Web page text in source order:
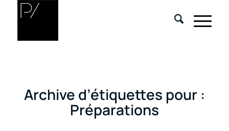
Archive d’étiquettes pour :
Préparations